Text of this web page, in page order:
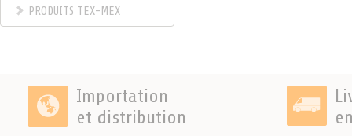
PRODUITS TEX-MEX
Importation
et distribution